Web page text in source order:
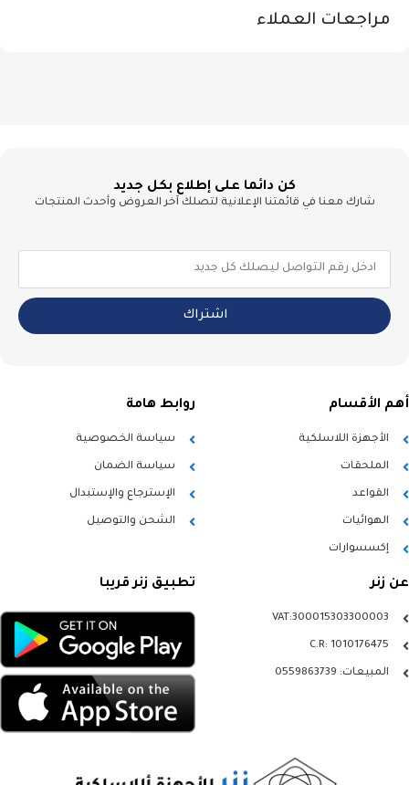
مراجعات العملاء
كن دائما على إطلاع بكل جديد
شارك معنا في قائمتنا الإعلانية لتصلك آخر العروض وأحدث المنتجات
اشتراك
أهم الأقسام
الأجهزة اللاسلكية
الملحقات
القواعد
الهوائيات
إكسسوارات
روابط هامة
سياسة الخصوصية
سياسة الضمان
الإسترجاع والإستبدال
الشحن والتوصيل
عن زنر
VAT:300015303300003
C.R: 1010176475
المبيعات: 0559863739
تطبيق زنر قريبا